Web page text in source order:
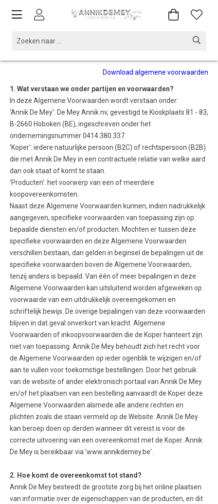
Download algemene voorwaarden
1. Wat verstaan we onder partijen en voorwaarden?
In deze Algemene Voorwaarden wordt verstaan onder:
'Annik De Mey': De Mey Annik nv, gevestigd te Kioskplaats 81 - 83,
B-2660 Hoboken (BE), ingeschreven onder het
ondernemingsnummer 0414.380.337.
'Koper': iedere natuurlijke persoon (B2C) of rechtspersoon (B2B)
die met Annik De Mey in een contractuele relatie van welke aard
dan ook staat of komt te staan.
'Producten': het voorwerp van een of meerdere
koopovereenkomsten.
Naast deze Algemene Voorwaarden kunnen, indien nadrukkelijk
aangegeven, specifieke voorwaarden van toepassing zijn op
bepaalde diensten en/of producten. Mochten er tussen deze
specifieke voorwaarden en deze Algemene Voorwaarden
verschillen bestaan, dan gelden in beginsel de bepalingen uit de
specifieke voorwaarden boven de Algemene Voorwaarden,
tenzij anders is bepaald. Van één of meer bepalingen in deze
Algemene Voorwaarden kan uitsluitend worden afgeweken op
voorwaarde van een uitdrukkelijk overeengekomen en
schriftelijk bewijs. De overige bepalingen van deze voorwaarden
blijven in dat geval onverkort van kracht. Algemene
Voorwaarden of inkoopvoorwaarden die de Koper hanteert zijn
niet van toepassing. Annik De Mey behoudt zich het recht voor
de Algemene Voorwaarden op ieder ogenblik te wijzigen en/of
aan te vullen voor toekomstige bestellingen. Door het gebruik
van de website of ander elektronisch portaal van Annik De Mey
en/of het plaatsen van een bestelling aanvaardt de Koper deze
Algemene Voorwaarden alsmede alle andere rechten en
plichten zoals die staan vermeld op de Website. Annik De Mey
kan beroep doen op derden wanneer dit vereist is voor de
correcte uitvoering van een overeenkomst met de Koper. Annik
De Mey is bereikbaar via 'www.annikdemey.be'.
2. Hoe komt de overeenkomst tot stand?
Annik De Mey besteedt de grootste zorg bij het online plaatsen
van informatie over de eigenschappen van de producten, en dit